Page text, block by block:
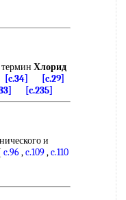
Хлорид
[c.34]
[c.29]
[c.235]
и
c.96,c.109,c.110